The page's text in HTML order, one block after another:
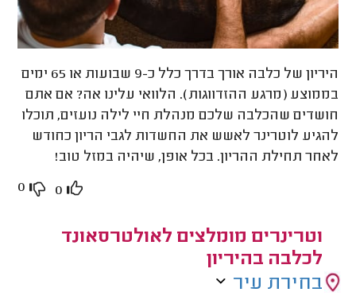
היריון של כלבה אורך בדרך כלל כ-9 שבועות או 65 ימים
בממוצע (מרגע ההזדווגות). הלוואי עלינו אה? אם אתם
חושדים שהכלבה שלכם מנהלת חיי לילה נועזים, תוכלו
להגיע לוטרינר לאשש את החשדות לגבי הריון כחודש
לאחר תחילת ההריון. בכל אופן, שיהיה במזל טוב!
0
0
וטרינרים מומלצים לאולטרסאונד
לכלבה בהיריון
בחירת עיר